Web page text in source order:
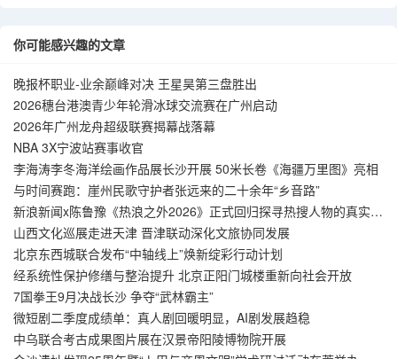
你可能感兴趣的文章
晚报杯职业-业余巅峰对决 王星昊第三盘胜出
2026穗台港澳青少年轮滑冰球交流赛在广州启动
2026年广州龙舟超级联赛揭幕战落幕
NBA 3X宁波站赛事收官
李海涛李冬海洋绘画作品展长沙开展 50米长卷《海疆万里图》亮相
与时间赛跑：崖州民歌守护者张远来的二十余年“乡音路”
新浪新闻x陈鲁豫《热浪之外2026》正式回归探寻热搜人物的真实人
生
山西文化巡展走进天津 晋津联动深化文旅协同发展
北京东西城联合发布“中轴线上”焕新绽彩行动计划
经系统性保护修缮与整治提升 北京正阳门城楼重新向社会开放
7国拳王9月决战长沙 争夺“武林霸主”
微短剧二季度成绩单：真人剧回暖明显，AI剧发展趋稳
中乌联合考古成果图片展在汉景帝阳陵博物院开展